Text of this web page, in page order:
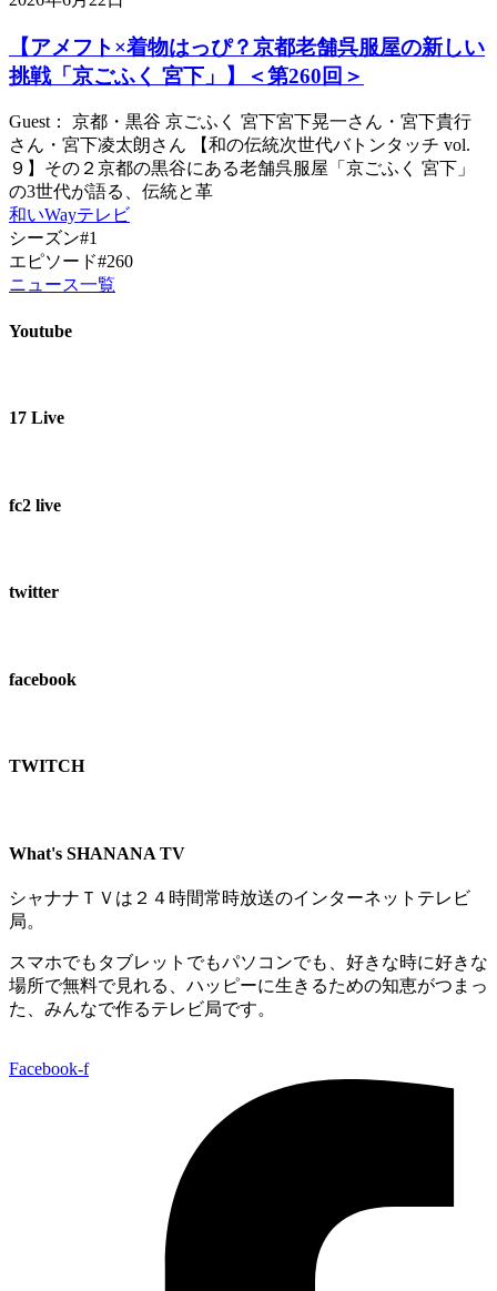
【アメフト×着物はっぴ？京都老舗呉服屋の新しい
挑戦「京ごふく 宮下」】＜第260回＞
Guest： 京都・黒谷 京ごふく 宮下宮下晃一さん・宮下貴行
さん・宮下凌太朗さん 【和の伝統次世代バトンタッチ vol.
９】その２京都の黒谷にある老舗呉服屋「京ごふく 宮下」
の3世代が語る、伝統と革
和いWayテレビ
シーズン#1
エピソード#260
ニュース一覧
Youtube
17 Live
fc2 live
twitter
facebook
TWITCH​
What's SHANANA TV
シャナナＴＶは２４時間常時放送のインターネットテレビ
局。
スマホでもタブレットでもパソコンでも、好きな時に好きな
場所で無料で見れる、 ハッピーに生きるための知恵がつまっ
た、みんなで作るテレビ局です。
Facebook-f